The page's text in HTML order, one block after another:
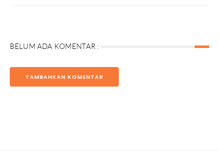
BELUM ADA KOMENTAR :
TAMBAHKAN KOMENTAR